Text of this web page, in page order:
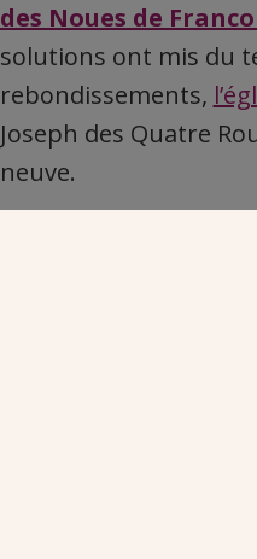
des Noues de
solutions ont mis du
rebondissements,
Joseph des Quatre
neuve.